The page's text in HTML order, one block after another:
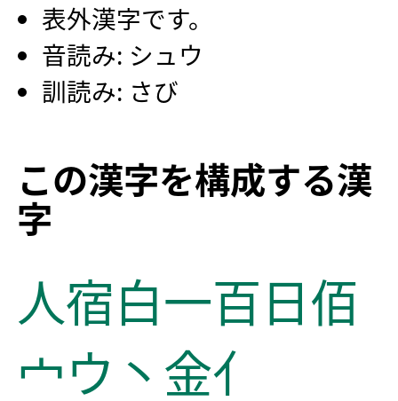
表外漢字です。
音読み: シュウ
訓読み: さび
この漢字を構成する漢
字
人宿白一百日佰
宀ウ 丶 金亻